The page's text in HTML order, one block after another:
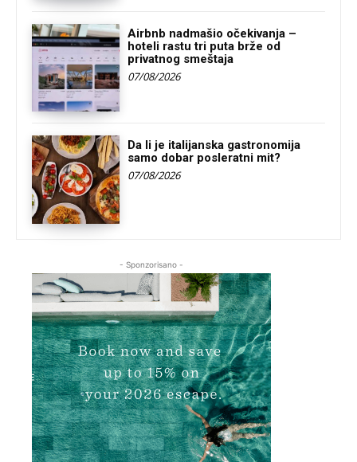
Airbnb nadmašio očekivanja –
hoteli rastu tri puta brže od
privatnog smeštaja
07/08/2026
Da li je italijanska gastronomija
samo dobar posleratni mit?
07/08/2026
- Sponzorisano -